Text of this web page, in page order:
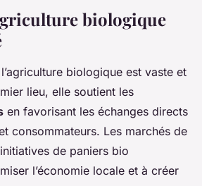
biologique
biologique est vaste et
lieu, elle soutient les
en favorisant les échanges directs
consommateurs. Les marchés de
de paniers bio
l’économie locale et à créer